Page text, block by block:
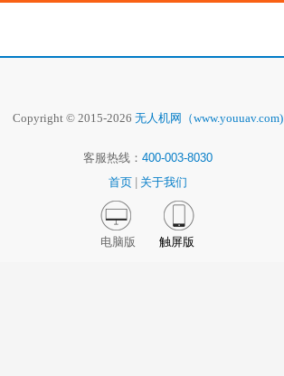
Copyright © 2015-2026 无人机网（www.youuav.com)
客服热线： 400-003-8030
首页
关于我们
电脑版 触屏版